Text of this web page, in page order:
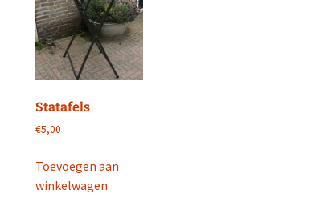
Statafels
€5,00
Toevoegen aan
winkelwagen